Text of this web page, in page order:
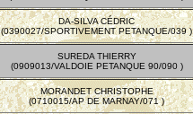
DA-SILVA CÉDRIC
(0390027/SPORTIVEMENT PETANQUE/039 )
SUREDA THIERRY
(0909013/VALDOIE PETANQUE 90/090 )
MORANDET CHRISTOPHE
(0710015/AP DE MARNAY/071 )